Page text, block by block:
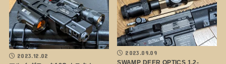
2023.12.02 2023.09.09